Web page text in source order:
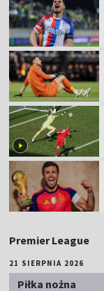
Premier League
21 SIERPNIA 2026
Piłka nożna